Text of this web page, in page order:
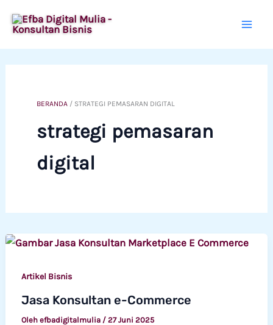
ke
BERANDA / STRATEGI PEMASARAN DIGITAL
strategi pemasaran
digital
Artikel Bisnis
Jasa Konsultan e-Commerce
Oleh efbadigitalmulia / 27 Juni 2025